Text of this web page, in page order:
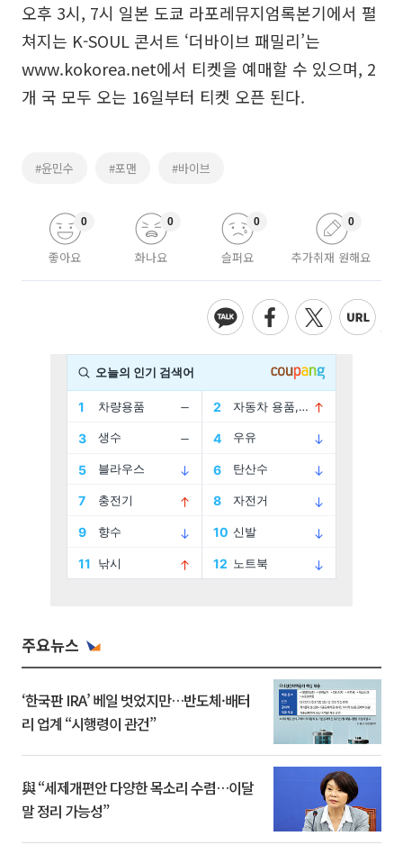
오후 3시, 7시 일본 도쿄 라포레뮤지엄록본기에서 펼
쳐지는 K-SOUL 콘서트 ‘더바이브 패밀리’는
www.kokorea.net에서 티켓을 예매할 수 있으며, 2
개 국 모두 오는 16일부터 티켓 오픈 된다.
#윤민수 #포맨 #바이브
좋아요
0
화나요
0
슬퍼요
0
추가취재 원해요
0
주요뉴스
‘한국판 IRA’ 베일 벗었지만…반도체·배터
리 업계 “시행령이 관건”
與 “세제개편안 다양한 목소리 수렴…이달
말 정리 가능성”